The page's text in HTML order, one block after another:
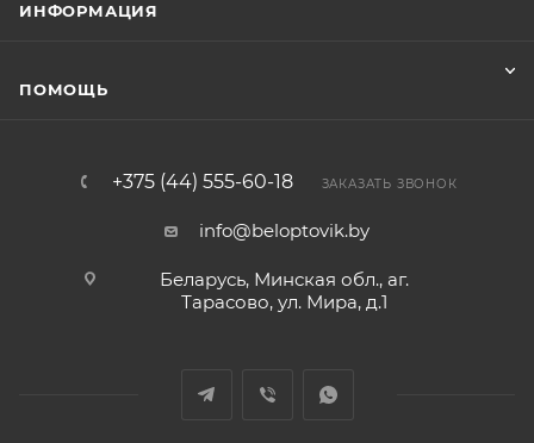
ИНФОРМАЦИЯ
ПОМОЩЬ
+375 (44) 555-60-18 ЗАКАЗАТЬ ЗВОНОК
info@beloptovik.by
Беларусь, Минская обл., аг.
Тарасово, ул. Мира, д.1